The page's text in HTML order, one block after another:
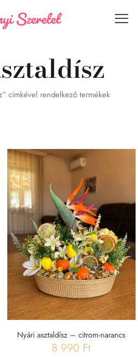
címkével rendelkező termékek
Nyári asztaldísz – citrom-narancs
8 990 Ft